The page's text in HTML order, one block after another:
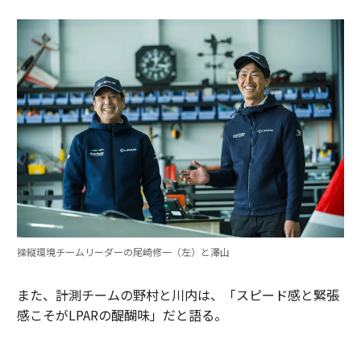
操縦環境チームリーダーの尾崎修一（左）と澤山
また、計測チームの野村と川内は、「スピード感と緊張
感こそがLPARの醍醐味」だと語る。